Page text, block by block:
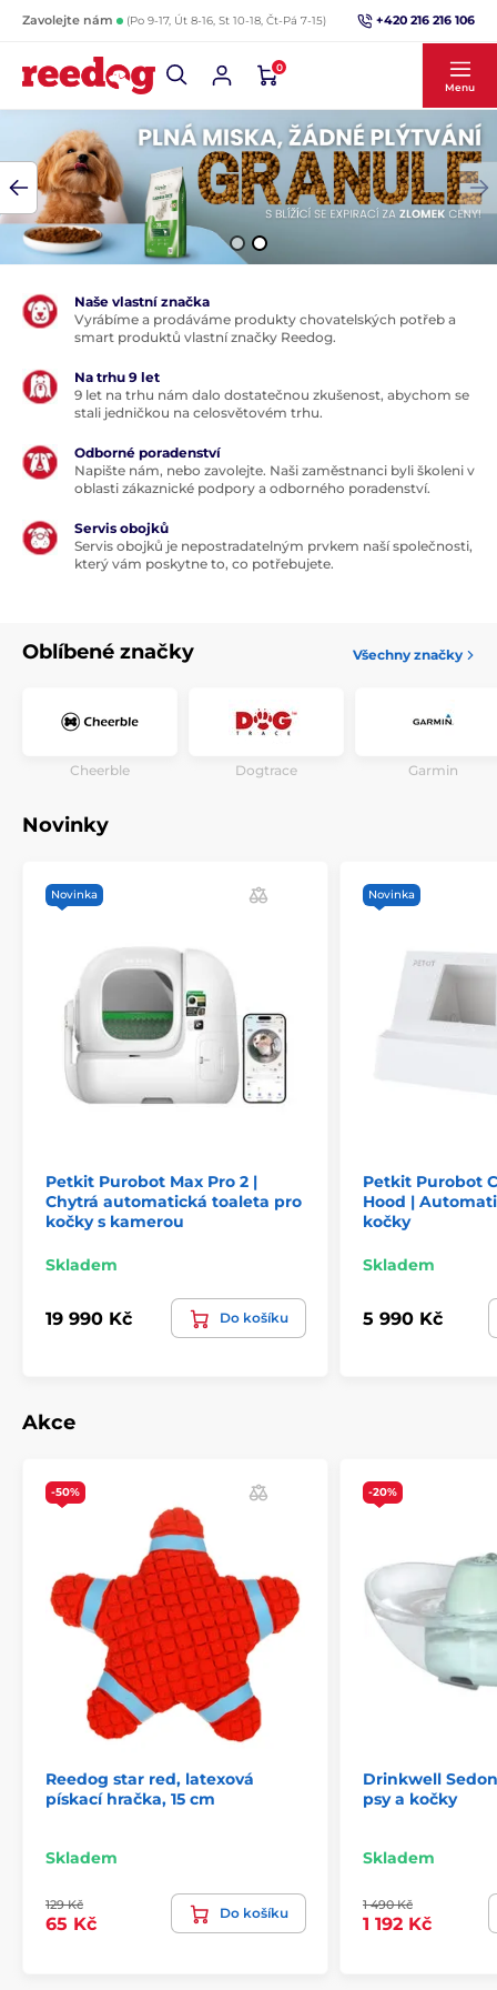
Zavolejte nám (Po 9-17, Út 8-16, St 10-18, Čt-Pá 7-15) +420 216 216 106
0
Menu
Naše vlastní značka
Vyrábíme a prodáváme produkty chovatelských potřeb a
smart produktů vlastní značky Reedog.
Na trhu 9 let
9 let na trhu nám dalo dostatečnou zkušenost, abychom se
stali jedničkou na celosvětovém trhu.
Odborné poradenství
Napište nám, nebo zavolejte. Naši zaměstnanci byli školeni v
oblasti zákaznické podpory a odborného poradenství.
Servis obojků
Servis obojků je nepostradatelným prvkem naší společnosti,
který vám poskytne to, co potřebujete.
Oblíbené značky Všechny značky
Cheerble Dogtrace Garmin
Novinky
Novinka
Petkit Purobot Max Pro 2 |
Chytrá automatická toaleta pro
kočky s kamerou
Skladem
19 990 Kč Do košíku
Novinka
Petkit Purobot
Hood |
kočky
Skladem
5 990 Kč
Akce
-50%
Reedog star red, latexová
pískací hračka, 15 cm
Skladem
129 Kč
65 Kč
Do košíku
-20%
Drinkwell
psy a kočky
Skladem
1 490 Kč
1 192 Kč